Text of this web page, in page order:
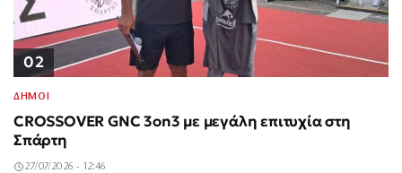
02
ΔΗΜΟΙ
CROSSOVER GNC 3on3 με μεγάλη επιτυχία στη
Σπάρτη
27/07/2026 - 12:46